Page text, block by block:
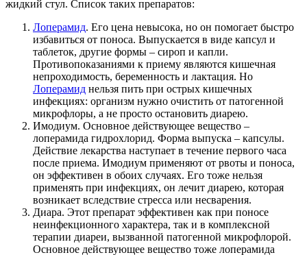
жидкий стул. Список таких препаратов:
Лоперамид. Его цена невысока, но он помогает быстро
избавиться от поноса. Выпускается в виде капсул и
таблеток, другие формы – сироп и капли.
Противопоказаниями к приему являются кишечная
непроходимость, беременность и лактация. Но
Лоперамид нельзя пить при острых кишечных
инфекциях: организм нужно очистить от патогенной
микрофлоры, а не просто остановить диарею.
Имодиум. Основное действующее вещество –
лоперамида гидрохлорид. Форма выпуска – капсулы.
Действие лекарства наступает в течение первого часа
после приема. Имодиум применяют от рвоты и поноса,
он эффективен в обоих случаях. Его тоже нельзя
применять при инфекциях, он лечит диарею, которая
возникает вследствие стресса или несварения.
Диара. Этот препарат эффективен как при поносе
неинфекционного характера, так и в комплексной
терапии диареи, вызванной патогенной микрофлорой.
Основное действующее вещество тоже лоперамида